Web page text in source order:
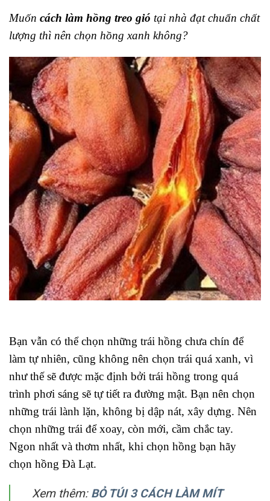
Muốn cách làm hồng treo gió tại nhà đạt chuẩn chất
lượng thì nên chọn hồng xanh không?
Bạn vẫn có thể chọn những trái hồng chưa chín để
làm tự nhiên, cũng không nên chọn trái quá xanh, vì
như thế sẽ được mặc định bởi trái hồng trong quá
trình phơi sáng sẽ tự tiết ra đường mật. Bạn nên chọn
những trái lành lặn, không bị dập nát, xây dựng. Nên
chọn những trái để xoay, còn mới, cầm chắc tay.
Ngon nhất và thơm nhất, khi chọn hồng bạn hãy
chọn hồng Đà Lạt.
Xem thêm: BỎ TÚI 3 CÁCH LÀM MÍT